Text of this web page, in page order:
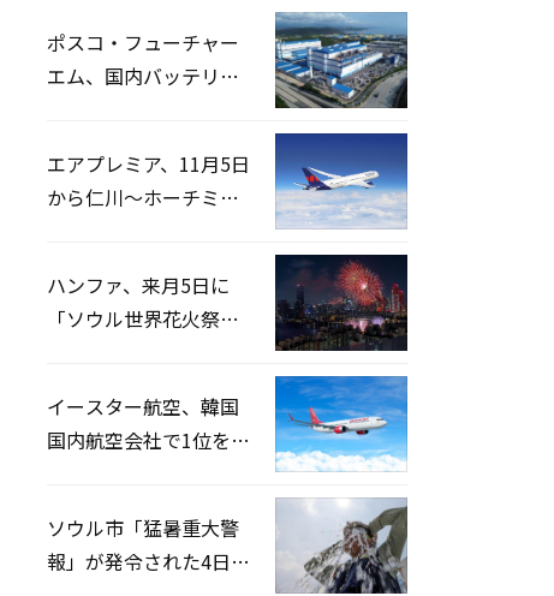
ポスコ・フューチャー
エム、国内バッテリー
エアプレミア、11月5日
から仁川〜ホーチミン
ハンファ、来月5日に
「ソウル世界花火祭り
イースター航空、韓国
国内航空会社で1位を記
ソウル市「猛暑重大警
報」が発令された4日、